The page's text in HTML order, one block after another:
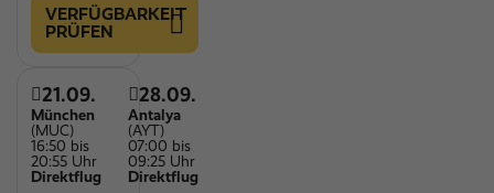
VERFÜGBARKEIT
PRÜFEN
21.09.
München
(MUC)
16:50 bis
20:55 Uhr
Direktflug
28.09.
Antalya
(AYT)
07:00 bis
09:25 Uhr
Direktflug